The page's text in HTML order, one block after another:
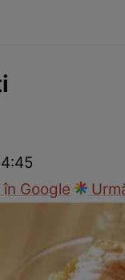
Google